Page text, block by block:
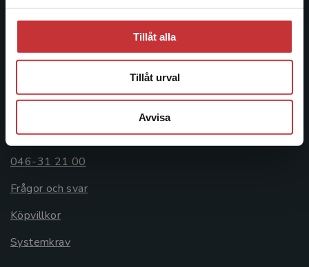
Tillåt alla
Tillåt urval
Avvisa
Åkergränden 1
Kundservice
Kontakta kundservice
046-31 21 00
Frågor och svar
Köpvillkor
Systemkrav